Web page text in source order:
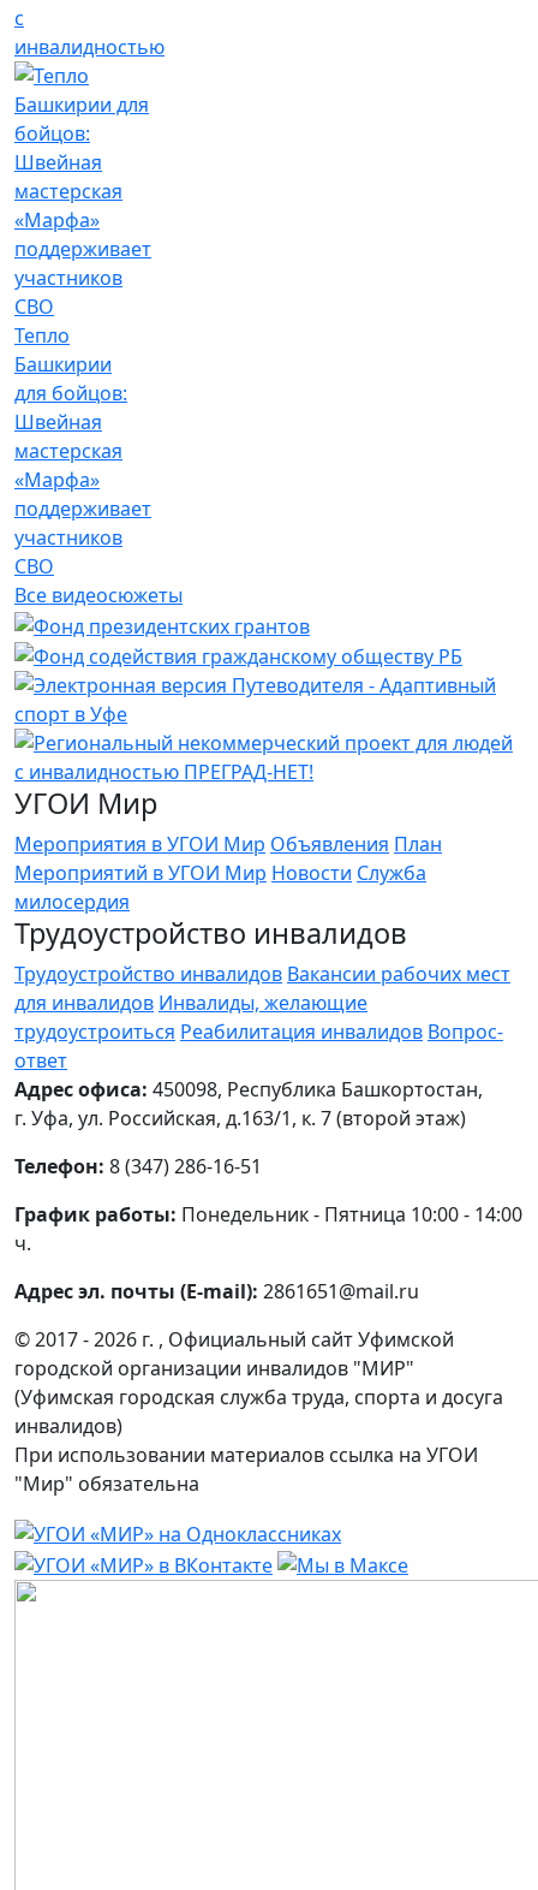
с
инвалидностью
Тепло
Башкирии
для бойцов:
Швейная
мастерская
«Марфа»
поддерживает
участников
СВО
Все видеосюжеты
УГОИ Мир
Мероприятия в УГОИ Мир Объявления План
Мероприятий в УГОИ Мир Новости Служба
милосердия
Трудоустройство инвалидов
Трудоустройство инвалидов Вакансии рабочих мест
для инвалидов Инвалиды, желающие
трудоустроиться Реабилитация инвалидов Вопрос-
ответ
Адрес офиса: 450098, Республика Башкортостан,
г. Уфа, ул. Российская, д.163/1, к. 7 (второй этаж)
Телефон: 8 (347) 286-16-51
График работы: Понедельник - Пятница 10:00 - 14:00
ч.
Адрес эл. почты (E-mail): 2861651@mail.ru
© 2017 - 2026 г. , Официальный сайт Уфимской
городской организации инвалидов "МИР"
(Уфимская городская служба труда, спорта и досуга
инвалидов)
При использовании материалов ссылка на УГОИ
"Мир" обязательна